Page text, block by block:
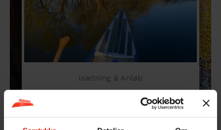
Isætning & Anløb
Du kan starte din kanotur fra flere
startsteder. Læs mere om disse steder
her.